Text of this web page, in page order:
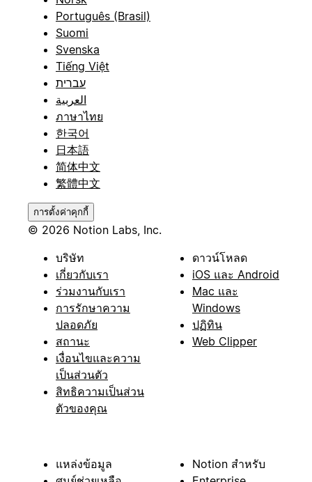
Português (Brasil)
Suomi
Svenska
Tiếng Việt
עברית
العربية
ภาษาไทย
한국어
日本語
简体中文
繁體中文
การตั้งค่าคุกกี้
© 2026 Notion Labs, Inc.
บริษัท
เกี่ยวกับเรา
ร่วมงานกับเรา
การรักษาความ
ปลอดภัย
สถานะ
เงื่อนไขและความ
เป็นส่วนตัว
สิทธิความเป็นส่วน
ตัวของคุณ
ดาวน์โหลด
iOS และ Android
Mac และ
Windows
ปฏิทิน
Web Clipper
แหล่งข้อมูล
Notion สำหรับ